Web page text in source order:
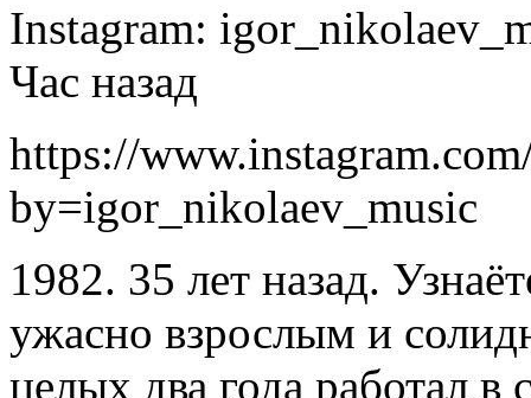
Instagram:
Час назад
https://
by=igor_nikolaev_music
1982. 35 лет назад.
ужасно взрослым и
целых два года работал